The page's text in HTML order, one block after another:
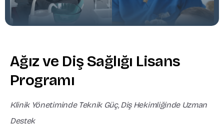
Ağızve Diş Sağlığı Lisans
Programı
Klinik Yönetiminde Teknik Güç, Diş Hekimliğinde Uzman
Destek